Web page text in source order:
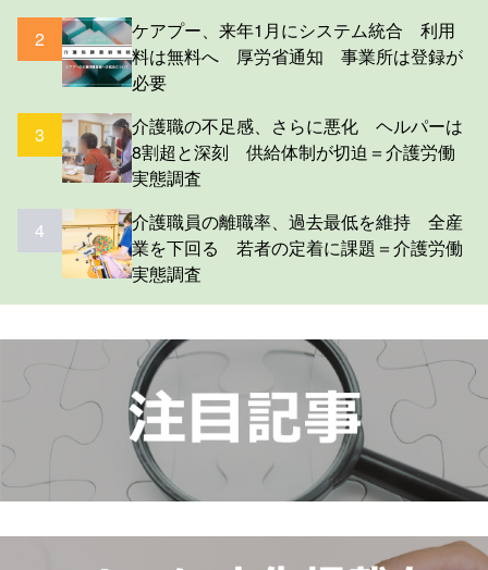
2
ケアプー、来年1月にシステム統合 利用
料は無料へ 厚労省通知 事業所は登録が
必要
3
介護職の不足感、さらに悪化 ヘルパーは
8割超と深刻 供給体制が切迫＝介護労働
実態調査
4
介護職員の離職率、過去最低を維持 全産
業を下回る 若者の定着に課題＝介護労働
実態調査